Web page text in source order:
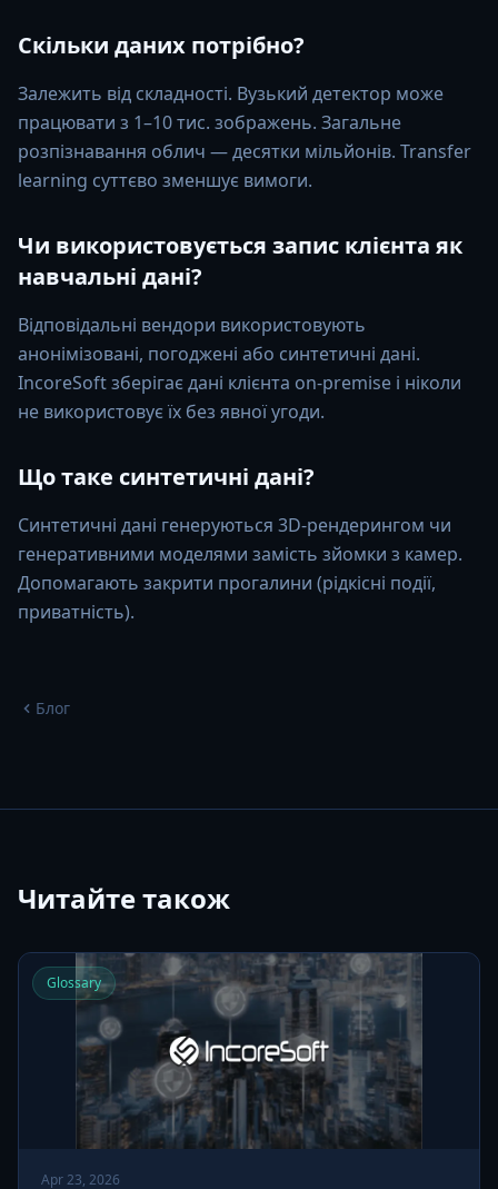
Скільки даних потрібно?
Залежить від складності. Вузький детектор може
працювати з 1–10 тис. зображень. Загальне
розпізнавання облич — десятки мільйонів. Transfer
learning суттєво зменшує вимоги.
Чи використовується запис клієнта як
навчальні дані?
Відповідальні вендори використовують
анонімізовані, погоджені або синтетичні дані.
IncoreSoft зберігає дані клієнта on-premise і ніколи
не використовує їх без явної угоди.
Що таке синтетичні дані?
Синтетичні дані генеруються 3D-рендерингом чи
генеративними моделями замість зйомки з камер.
Допомагають закрити прогалини (рідкісні події,
приватність).
Блог
Читайте також
Glossary
Apr 23, 2026